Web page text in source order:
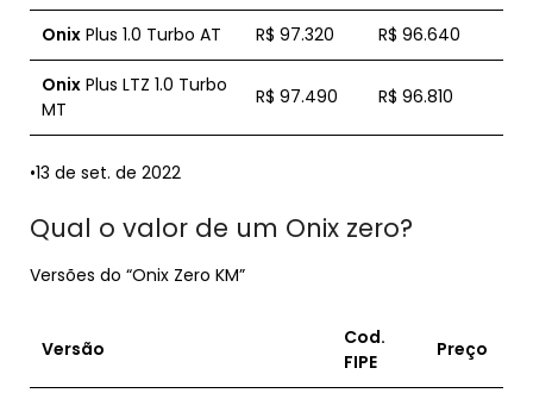
Onix Plus 1.0 Turbo AT R$ 97.320 R$ 96.640
Onix Plus LTZ 1.0 Turbo
MT
R$ 97.490 R$ 96.810
•13 de set. de 2022
Qual o valor de um Onix zero?
Versões do “Onix Zero KM”
Versão
Cod.
FIPE
Preço